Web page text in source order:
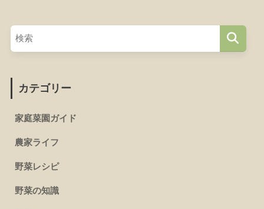
カテゴリー
家庭菜園ガイド
農家ライフ
野菜レシピ
野菜の知識